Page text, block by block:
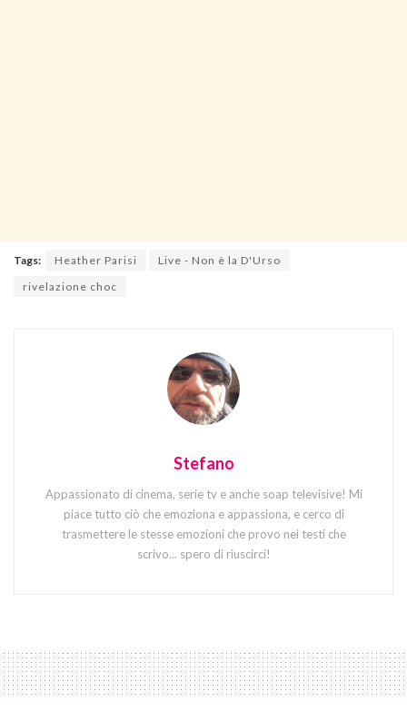
Tags: Heather Parisi
Live - Non è la D'Urso
rivelazione choc
Stefano
Appassionato di cinema, serie tv e anche soap televisive! Mi
piace tutto ciò che emoziona e appassiona, e cerco di
trasmettere le stesse emozioni che provo nei testi che
scrivo... spero di riuscirci!